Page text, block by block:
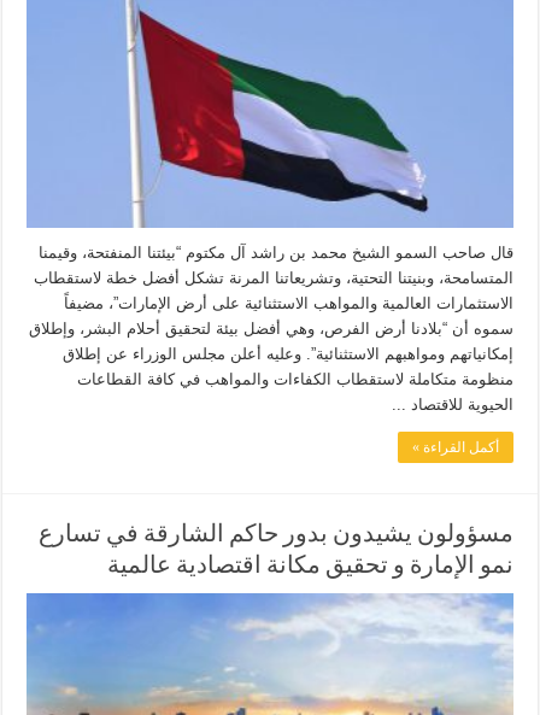
قال صاحب السمو الشيخ محمد بن راشد آل مكتوم “بيئتنا المنفتحة، وقيمنا
المتسامحة، وبنيتنا التحتية، وتشريعاتنا المرنة تشكل أفضل خطة لاستقطاب
الاستثمارات العالمية والمواهب الاستثنائية على أرض الإمارات”، مضيفاً
سموه أن “بلادنا أرض الفرص، وهي أفضل بيئة لتحقيق أحلام البشر، وإطلاق
إمكانياتهم ومواهبهم الاستثنائية”. وعليه أعلن مجلس الوزراء عن إطلاق
منظومة متكاملة لاستقطاب الكفاءات والمواهب في كافة القطاعات
الحيوية للاقتصاد ...
أكمل القراءة »
مسؤولون يشيدون بدور حاكم الشارقة في تسارع
نمو الإمارة و تحقيق مكانة اقتصادية عالمية